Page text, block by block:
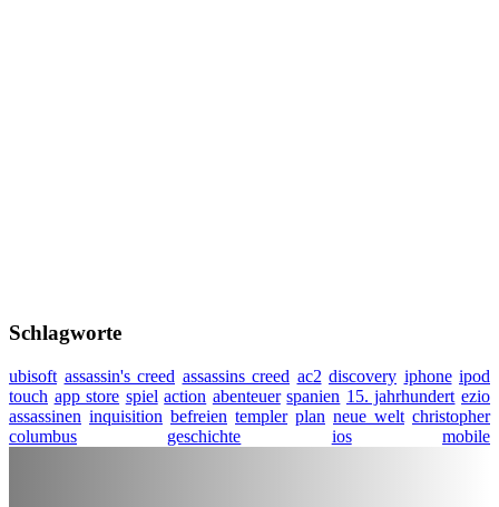
Schlagworte
ubisoft assassin's creed assassins creed ac2 discovery iphone ipod
touch app store spiel action abenteuer spanien 15. jahrhundert ezio
assassinen inquisition befreien templer plan neue welt christopher
columbus
geschichte ios mobile